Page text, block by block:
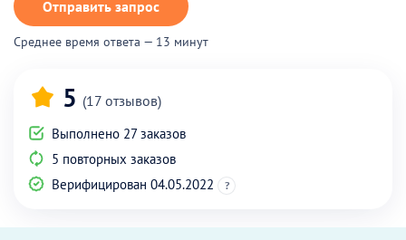
Отправить запрос
Среднее время ответа — 13 минут
5 (17 отзывов)
Выполнено 27 заказов
5 повторных заказов
Верифицирован 04.05.2022
?